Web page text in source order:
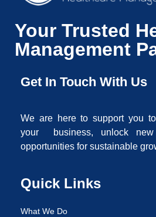
Your Trusted
Management
Get In Touch With Us
We are here to support you
your business, unlock new
opportunities for sustainable
Quick Links
What We Do